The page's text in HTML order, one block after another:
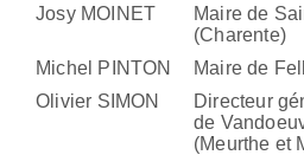
Josy MOINET
Maire de
(Charente)
Michel PINTON
Maire de
Olivier SIMON
Directeur
de
(Meurthe et